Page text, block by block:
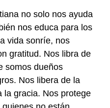
no solo nos ayuda
nos educa para los
vida sonríe, nos
gratitud. Nos libra de
somos dueños
Nos libera de la
la gracia. Nos protege